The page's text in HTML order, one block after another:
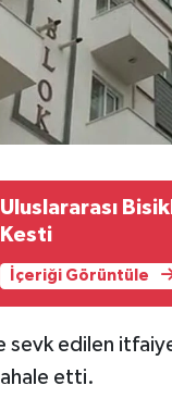
Uluslararası
Kesti
İçeriği Görüntüle
sevk edilen
etti.